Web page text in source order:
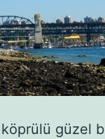
güzel